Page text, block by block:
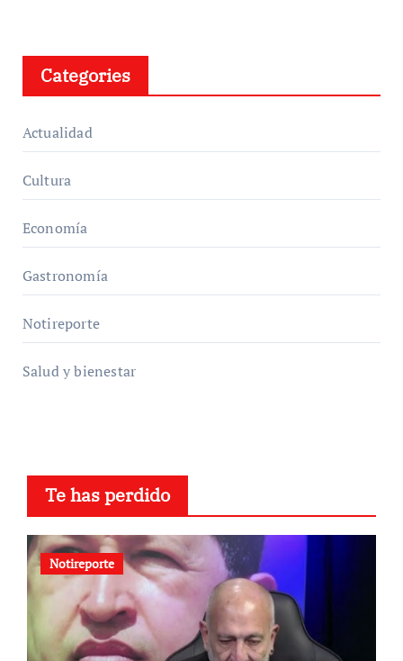
Categories
Actualidad
Cultura
Economía
Gastronomía
Notireporte
Salud y bienestar
Te has perdido
Notireporte